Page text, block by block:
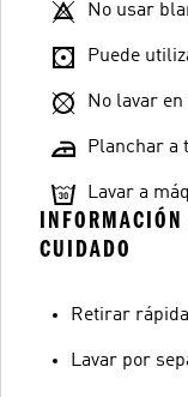
No usar
Puede
No lavar en
Planchar a
Lavar a
CUIDADO
Retirar
Lavar por